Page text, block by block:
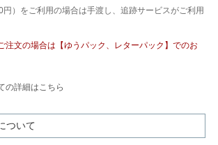
）をご利用の場合は手渡し、追跡サービスがご利用
注文の場合は【ゆうパック、レターパック】でのお
の詳細はこちら
ついて